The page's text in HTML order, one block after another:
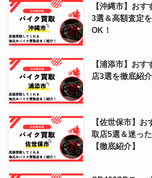
【沖縄市】お
3選＆高額査定
OK！
【浦添市】お
店3選を徹底紹介
【佐世保市】
取店5選＆迷っ
【徹底紹介】